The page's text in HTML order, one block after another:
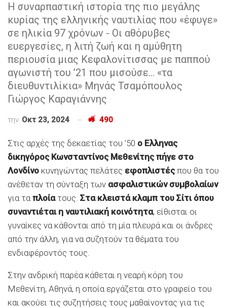
Η συναρπαστική ιστορία της πιο μεγάλης
κυρίας της ελληνικής ναυτιλίας που «έφυγε»
σε ηλικία 97 χρόνων - Οι αθόρυβες
ευεργεσίες, η λιτή ζωή και η αμύθητη
περιουσία μιας Κεφαλονίτισσας με παππού
αγωνιστή του ’21 που μισούσε... «τα
διευθυντιλίκια» Μηνάς Τσαμόπουλος
Γιώργος Καραγιάννης
την Οκτ 23, 2024 490
Στις αρχές της δεκαετίας του ’50 ο Ελληνας
δικηγόρος Κωνσταντίνος Μεθενίτης πήγε στο
Λονδίνο κυνηγώντας πελάτες εφοπλιστέςπου θα του
ανέθεταν τη σύνταξη των ασφαλιστικών συμβολαίων
για τα πλοίατους. Στα κλειστά κλαμπ του Σίτι όπου
συναντιέται η ναυτιλιακή κοινότητα, είθισται οι
γυναίκες να κάθονται από τη μία πλευρά και οι άνδρες
από την άλλη, για να συζητούν τα θέματα του
ενδιαφέροντός τους.
Στην ανδρική παρέα κάθεται η νεαρή κόρη του
Μεθενίτη, Αθηνά, η οποία εργάζεται στο γραφείο του
και ακούει τις συζητήσεις τους μαθαίνοντας για τις